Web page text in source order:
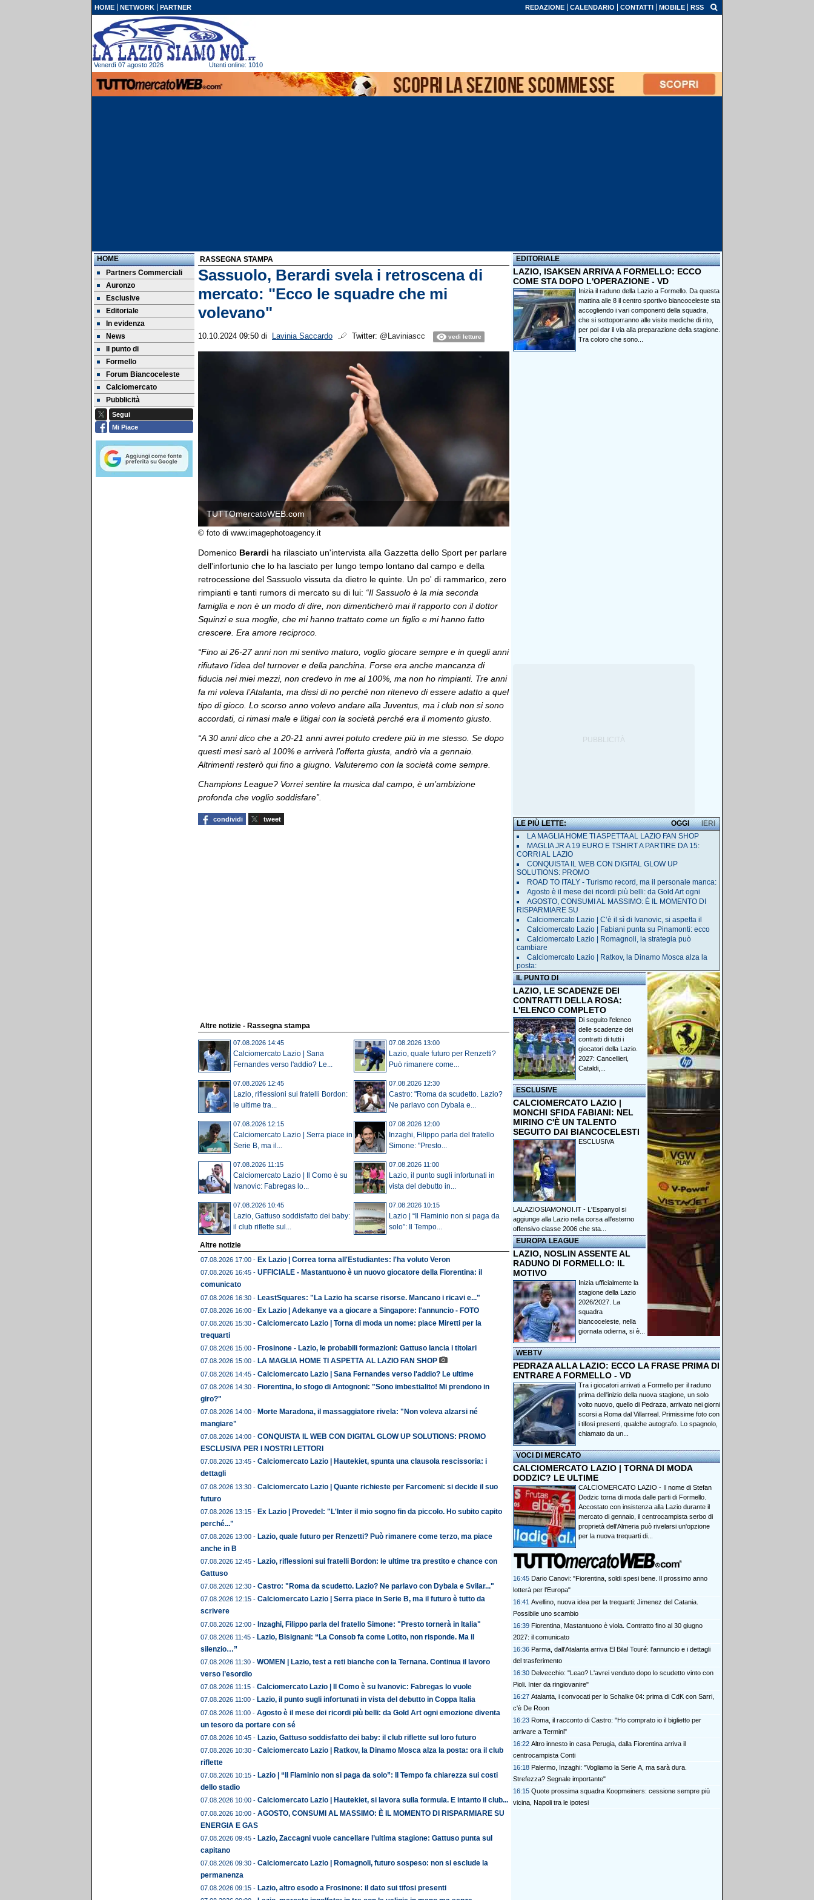
HOME NETWORK PARTNER REDAZIONE CALENDARIO CONTATTI MOBILE RSS
Venerdì 07 agosto 2026 Utenti online: 1010
HOME
Partners Commerciali
Auronzo
Esclusive
Editoriale
In evidenza
News
Il punto di
Formello
Forum Biancoceleste
Calciomercato
Pubblicità
Segui
Mi Piace
RASSEGNA STAMPA
Sassuolo, Berardi svela i retroscena di
mercato: "Ecco le squadre che mi
volevano"
10.10.2024 09:50 di Lavinia Saccardo Twitter: @Laviniascc vedi letture
TUTTOmercatoWEB.com
© foto di www.imagephotoagency.it
Domenico Berardi ha rilasciato un'intervista alla Gazzetta dello Sport per parlare
dell'infortunio che lo ha lasciato per lungo tempo lontano dal campo e della
retrocessione del Sassuolo vissuta da dietro le quinte. Un po' di rammarico, zero
rimpianti e tanti rumors di mercato su di lui: “Il Sassuolo è la mia seconda
famiglia e non è un modo di dire, non dimenticherò mai il rapporto con il dottor
Squinzi e sua moglie, che mi hanno trattato come un figlio e mi hanno fatto
crescere. Era amore reciproco.
“Fino ai 26-27 anni non mi sentivo maturo, voglio giocare sempre e in quegli anni
rifiutavo l’idea del turnover e della panchina. Forse era anche mancanza di
fiducia nei miei mezzi, non credevo in me al 100%, ma non ho rimpianti. Tre anni
fa mi voleva l’Atalanta, ma dissi di no perché non ritenevo di essere adatto a quel
tipo di gioco. Lo scorso anno volevo andare alla Juventus, ma i club non si sono
accordati, ci rimasi male e litigai con la società perché era il momento giusto.
“A 30 anni dico che a 20-21 anni avrei potuto credere più in me stesso. Se dopo
questi mesi sarò al 100% e arriverà l’offerta giusta, andrò via a gennaio.
Altrimenti resterò qui fino a giugno. Valuteremo con la società come sempre.
Champions League? Vorrei sentire la musica dal campo, è un’ambizione
profonda che voglio soddisfare”.
condividi tweet
Altre notizie - Rassegna stampa
07.08.2026 14:45
Calciomercato Lazio | Sana
Fernandes verso l'addio? Le...
07.08.2026 13:00
Lazio, quale futuro per Renzetti?
Può rimanere come...
07.08.2026 12:45
Lazio, riflessioni sui fratelli Bordon:
le ultime tra...
07.08.2026 12:30
Castro: "Roma da scudetto. Lazio?
Ne parlavo con Dybala e...
07.08.2026 12:15
Calciomercato Lazio | Serra piace in
Serie B, ma il...
07.08.2026 12:00
Inzaghi, Filippo parla del fratello
Simone: "Presto...
07.08.2026 11:15
Calciomercato Lazio | Il Como è su
Ivanovic: Fabregas lo...
07.08.2026 11:00
Lazio, il punto sugli infortunati in
vista del debutto in...
07.08.2026 10:45
Lazio, Gattuso soddisfatto dei baby:
il club riflette sul...
07.08.2026 10:15
Lazio | “Il Flaminio non si paga da
solo”: Il Tempo...
Altre notizie
07.08.2026 17:00 - Ex Lazio | Correa torna all'Estudiantes: l'ha voluto Veron
07.08.2026 16:45 - UFFICIALE - Mastantuono è un nuovo giocatore della Fiorentina: il
comunicato
07.08.2026 16:30 - LeastSquares: "La Lazio ha scarse risorse. Mancano i ricavi e..."
07.08.2026 16:00 - Ex Lazio | Adekanye va a giocare a Singapore: l'annuncio - FOTO
07.08.2026 15:30 - Calciomercato Lazio | Torna di moda un nome: piace Miretti per la
trequarti
07.08.2026 15:00 - Frosinone - Lazio, le probabili formazioni: Gattuso lancia i titolari
07.08.2026 15:00 - LA MAGLIA HOME TI ASPETTA AL LAZIO FAN SHOP
07.08.2026 14:45 - Calciomercato Lazio | Sana Fernandes verso l'addio? Le ultime
07.08.2026 14:30 - Fiorentina, lo sfogo di Antognoni: "Sono imbestialito! Mi prendono in
giro?"
07.08.2026 14:00 - Morte Maradona, il massaggiatore rivela: "Non voleva alzarsi né
mangiare"
07.08.2026 14:00 - CONQUISTA IL WEB CON DIGITAL GLOW UP SOLUTIONS: PROMO
ESCLUSIVA PER I NOSTRI LETTORI
07.08.2026 13:45 - Calciomercato Lazio | Hautekiet, spunta una clausola rescissoria: i
dettagli
07.08.2026 13:30 - Calciomercato Lazio | Quante richieste per Farcomeni: si decide il suo
futuro
07.08.2026 13:15 - Ex Lazio | Provedel: "L'Inter il mio sogno fin da piccolo. Ho subito capito
perché..."
07.08.2026 13:00 - Lazio, quale futuro per Renzetti? Può rimanere come terzo, ma piace
anche in B
07.08.2026 12:45 - Lazio, riflessioni sui fratelli Bordon: le ultime tra prestito e chance con
Gattuso
07.08.2026 12:30 - Castro: "Roma da scudetto. Lazio? Ne parlavo con Dybala e Svilar..."
07.08.2026 12:15 - Calciomercato Lazio | Serra piace in Serie B, ma il futuro è tutto da
scrivere
07.08.2026 12:00 - Inzaghi, Filippo parla del fratello Simone: "Presto tornerà in Italia"
07.08.2026 11:45 - Lazio, Bisignani: “La Consob fa come Lotito, non risponde. Ma il
silenzio…”
07.08.2026 11:30 - WOMEN | Lazio, test a reti bianche con la Ternana. Continua il lavoro
verso l’esordio
07.08.2026 11:15 - Calciomercato Lazio | Il Como è su Ivanovic: Fabregas lo vuole
07.08.2026 11:00 - Lazio, il punto sugli infortunati in vista del debutto in Coppa Italia
07.08.2026 11:00 - Agosto è il mese dei ricordi più belli: da Gold Art ogni emozione diventa
un tesoro da portare con sé
07.08.2026 10:45 - Lazio, Gattuso soddisfatto dei baby: il club riflette sul loro futuro
07.08.2026 10:30 - Calciomercato Lazio | Ratkov, la Dinamo Mosca alza la posta: ora il club
riflette
07.08.2026 10:15 - Lazio | “Il Flaminio non si paga da solo”: Il Tempo fa chiarezza sui costi
dello stadio
07.08.2026 10:00 - Calciomercato Lazio | Hautekiet, si lavora sulla formula. E intanto il club...
07.08.2026 10:00 - AGOSTO, CONSUMI AL MASSIMO: È IL MOMENTO DI RISPARMIARE SU
ENERGIA E GAS
07.08.2026 09:45 - Lazio, Zaccagni vuole cancellare l’ultima stagione: Gattuso punta sul
capitano
07.08.2026 09:30 - Calciomercato Lazio | Romagnoli, futuro sospeso: non si esclude la
permanenza
07.08.2026 09:15 - Lazio, altro esodo a Frosinone: il dato sui tifosi presenti
EDITORIALE
LAZIO, ISAKSEN ARRIVA A FORMELLO: ECCO
COME STA DOPO L'OPERAZIONE - VD
Inizia il raduno della Lazio a Formello. Da questa
mattina alle 8 il centro sportivo biancoceleste sta
accogliendo i vari componenti della squadra,
che si sottoporranno alle visite mediche di rito,
per poi dar il via alla preparazione della stagione.
Tra coloro che sono...
LE PIÙ LETTE: IERI
OGGI
LA MAGLIA HOME TI ASPETTA AL LAZIO FAN SHOP
MAGLIA JR A 19 EURO E TSHIRT A PARTIRE DA 15:
CORRI AL LAZIO
CONQUISTA IL WEB CON DIGITAL GLOW UP
SOLUTIONS: PROMO
ROAD TO ITALY - Turismo record, ma il personale manca:
Agosto è il mese dei ricordi più belli: da Gold Art ogni
AGOSTO, CONSUMI AL MASSIMO: È IL MOMENTO DI
RISPARMIARE SU
Calciomercato Lazio | C’è il sì di Ivanovic, si aspetta il
Calciomercato Lazio | Fabiani punta su Pinamonti: ecco
Calciomercato Lazio | Romagnoli, la strategia può
cambiare
Calciomercato Lazio | Ratkov, la Dinamo Mosca alza la
posta:
IL PUNTO DI
LAZIO, LE SCADENZE DEI
CONTRATTI DELLA ROSA:
L'ELENCO COMPLETO
Di seguito l'elenco
delle scadenze dei
contratti di tutti i
giocatori della Lazio.
2027: Cancellieri,
Cataldi,...
ESCLUSIVE
CALCIOMERCATO LAZIO |
MONCHI SFIDA FABIANI: NEL
MIRINO C'È UN TALENTO
SEGUITO DAI BIANCOCELESTI
ESCLUSIVA
LALAZIOSIAMONOI.IT - L'Espanyol si
aggiunge alla Lazio nella corsa all'esterno
offensivo classe 2006 che sta...
EUROPA LEAGUE
LAZIO, NOSLIN ASSENTE AL
RADUNO DI FORMELLO: IL
MOTIVO
Inizia ufficialmente la
stagione della Lazio
2026/2027. La
squadra
biancoceleste, nella
giornata odierna, si è...
WEBTV
PEDRAZA ALLA LAZIO: ECCO LA FRASE PRIMA DI
ENTRARE A FORMELLO - VD
Tra i giocatori arrivati a Formello per il raduno
prima dell'inizio della nuova stagione, un solo
volto nuovo, quello di Pedraza, arrivato nei giorni
scorsi a Roma dal Villarreal. Primissime foto con
i tifosi presenti, qualche autografo. Lo spagnolo,
chiamato da un...
VOCI DI MERCATO
CALCIOMERCATO LAZIO | TORNA DI MODA
DODZIC? LE ULTIME
CALCIOMERCATO LAZIO - Il nome di Stefan
Dodzic torna di moda dalle parti di Formello.
Accostato con insistenza alla Lazio durante il
mercato di gennaio, il centrocampista serbo di
proprietà dell'Almeria può rivelarsi un'opzione
per la nuova trequarti di...
16:45 Dario Canovi: "Fiorentina, soldi spesi bene. Il prossimo anno
lotterà per l'Europa"
16:41 Avellino, nuova idea per la trequarti: Jimenez del Catania.
Possibile uno scambio
16:39 Fiorentina, Mastantuono è viola. Contratto fino al 30 giugno
2027: il comunicato
16:36 Parma, dall'Atalanta arriva El Bilal Touré: l'annuncio e i dettagli
del trasferimento
16:30 Delvecchio: "Leao? L'avrei venduto dopo lo scudetto vinto con
Pioli. Inter da ringiovanire"
16:27 Atalanta, i convocati per lo Schalke 04: prima di CdK con Sarri,
c'è De Roon
16:23 Roma, il racconto di Castro: "Ho comprato io il biglietto per
arrivare a Termini"
16:22 Altro innesto in casa Perugia, dalla Fiorentina arriva il
centrocampista Conti
16:18 Palermo, Inzaghi: "Vogliamo la Serie A, ma sarà dura.
Strefezza? Segnale importante"
16:15 Quote prossima squadra Koopmeiners: cessione sempre più
vicina, Napoli tra le ipotesi